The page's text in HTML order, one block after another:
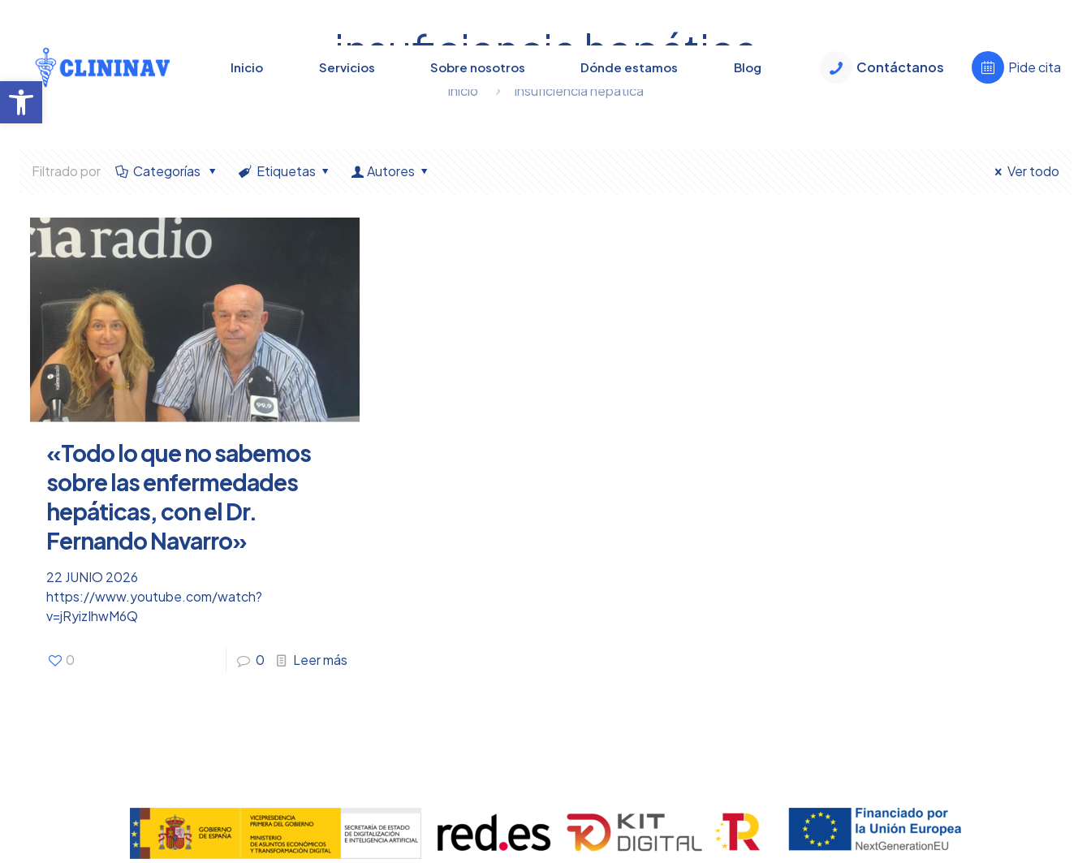
Abrir barra de herramientas
Inicio Servicios Sobre nosotros Dónde estamos Blog Contáctanos Pide cita
insuficiencia hepática
Inicio insuficiencia hepática
Filtrado por Categorías Etiquetas Autores Ver todo
«Todo lo que no sabemos
sobre las enfermedades
hepáticas, con el Dr.
Fernando Navarro»
22 JUNIO 2026
https://www.youtube.com/watch?
v=jRyizIhwM6Q
0 0 Leer más